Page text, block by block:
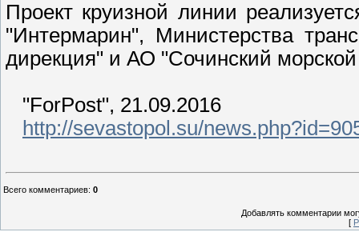
Проект круизной линии
"Интермарин", Министерства
дирекция" и АО "Сочинский морской
"ForPost", 21.09.2016
http://sevastopol.su/
Всего комментариев: 0
Добавлять комментарии
[